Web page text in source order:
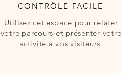
CONTRÔLE FACILE
Utilisez cet espace pour relater
votre parcours et présenter votre
activité à vos visiteurs.